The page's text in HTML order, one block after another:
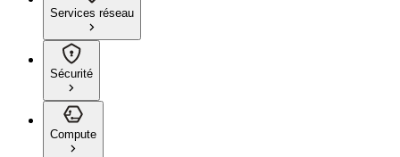
Services réseau
Sécurité
Compute